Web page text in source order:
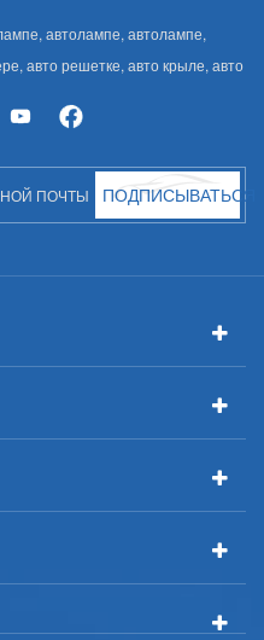
автолампе, автолампе,
авто решетке, авто крыле, авто
VW, Benz, BMW
ПОДПИСЫВАТЬСЯ